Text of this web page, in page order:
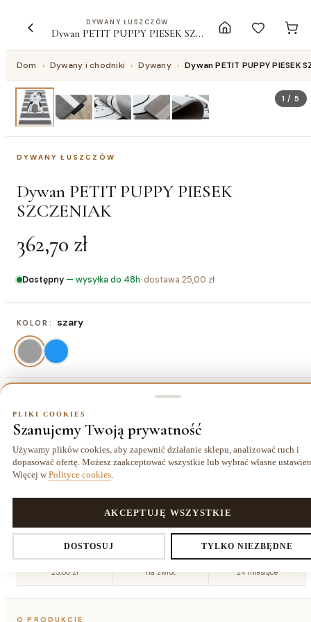
DYWANY ŁUSZCZÓW
Dywan PETIT PUPPY PIESEK SZCZENIAK
Dom › Dywany i chodniki › Dywany › Dywan PETIT PUPPY PIESEK
1 /5
DYWANY ŁUSZCZÓW
Dywan PETIT PUPPY PIESEK
SZCZENIAK
362,70 zł
Dostępny — wysyłka do 48h· dostawa 25,00 zł
KOLOR: szary
120x170 cm
362,70 zł
140x190 cm
479,70 zł
160x220
cm
635,70 zł 882,70 zł
200x290
cm
Dostawa kurierem
25,00 zł
14 dni
na zwrot
Gwarancja
24 miesiące
O PRODUKCIE
PLIKI COOKIES
Szanujemy Twoją prywatność
Używamy plików cookies, aby zapewnić działanie sklepu, analizować ruch i
dopasować ofertę. Możesz zaakceptować wszystkie lub wybrać własne
Więcej w Polityce cookies
DOSTOSUJ TYLKO NIEZBĘDNE
AKCEPTUJĘ WSZYSTKIE
Ustawienia prywatności